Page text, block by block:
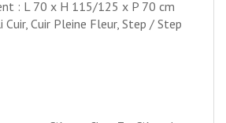
: L 70 x H 115/125 x P 70 cm
Cuir, Cuir Pleine Fleur, Step / Step